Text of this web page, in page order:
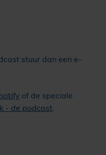
stuur dan een e-
of de speciale
- de podcast.